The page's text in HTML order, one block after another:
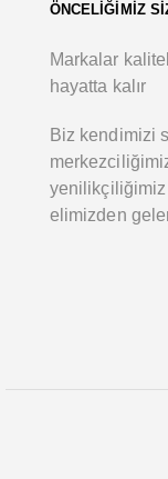
ÖNCELİĞİMİZ
Markalar
hayatta kalır
Biz kendimizi
elimizden